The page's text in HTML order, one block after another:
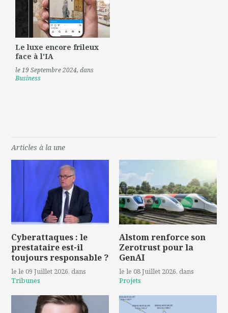
Le luxe encore frileux
face à l'IA
le 19 Septembre 2024, dans
Business
Articles à la une
Cyberattaques : le
prestataire est-il
toujours responsable ?
le le 09 Juillet 2026, dans
Tribunes
Alstom renforce son
Zerotrust pour la
GenAI
le le 08 Juillet 2026, dans
Projets